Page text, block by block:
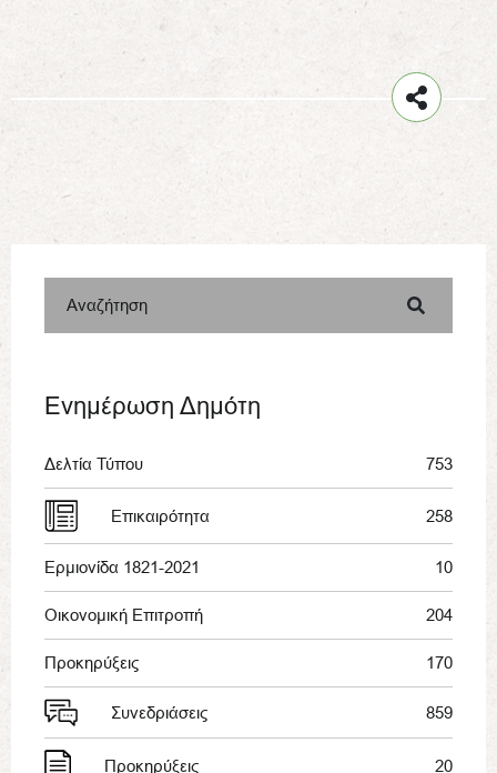
Αναζήτηση
Ενημέρωση Δημότη
Δελτία Τύπου 753
Επικαιρότητα 258
Ερμιονίδα 1821-2021 10
Οικονομική Επιτροπή 204
Προκηρύξεις 170
Συνεδριάσεις 859
Προκηρύξεις 20